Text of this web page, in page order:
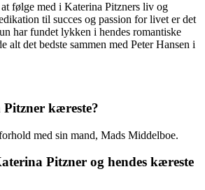
følge med i Katerina Pitzners liv og
til succes og passion for livet er det
har fundet lykken i hendes romantiske
alt det bedste sammen med Peter Hansen i
kæreste?
med sin mand, Mads Middelboe.
Pitzner og hendes kæreste